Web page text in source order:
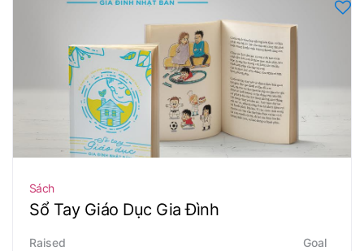
Sách
Sổ Tay Giáo Dục Gia Đình
Raised Goal